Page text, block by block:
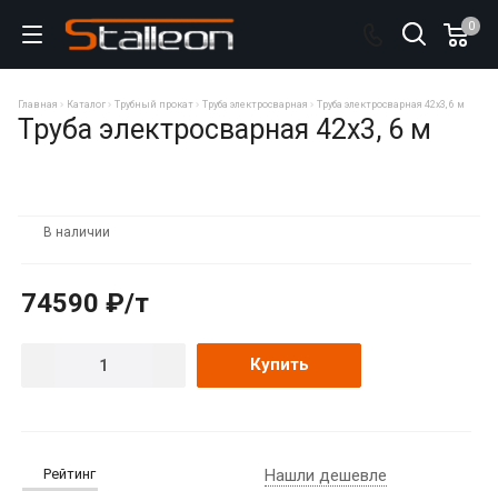
0
Главная Каталог Трубный прокат Труба электросварная Труба электросварная 42х3, 6 м
Труба электросварная 42х3, 6 м
В наличии
74590 ₽/т
Купить
Рейтинг Нашли дешевле